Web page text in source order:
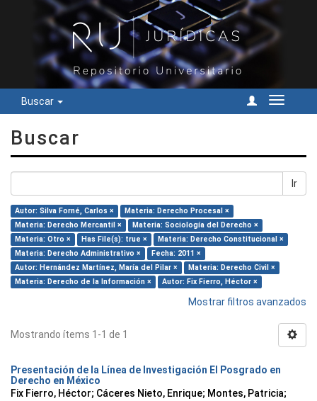
Buscar
Cambiar
Buscar
Ir
Autor: Silva Forné, Carlos ×
Materia: Derecho Procesal ×
Materia: Derecho Mercantil ×
Materia: Sociología del Derecho ×
Materia: Otro ×
Has File(s): true ×
Materia: Derecho Constitucional ×
Materia: Derecho Administrativo ×
Fecha: 2011 ×
Autor: Hernández Martínez, María del Pilar ×
Materia: Derecho Civil ×
Materia: Derecho de la Información ×
Autor: Fix Fierro, Héctor ×
Mostrar filtros avanzados
Mostrando ítems 1-1 de 1
Presentación de la Línea de Investigación El Posgrado en
Derecho en México
Fix Fierro, Héctor; Cáceres Nieto, Enrique; Montes, Patricia;